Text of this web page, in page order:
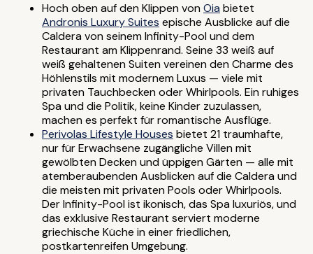
Hoch oben auf den Klippen vonOia bietet
Andronis Luxury Suites epische Ausblicke auf die
Caldera von seinem Infinity-Pool und dem
Restaurant am Klippenrand. Seine 33 weiß auf
weiß gehaltenen Suiten vereinen den Charme des
Höhlenstils mit modernem Luxus — viele mit
privaten Tauchbecken oder Whirlpools. Ein ruhiges
Spa und die Politik, keine Kinder zuzulassen,
machen es perfekt für romantische Ausflüge.
Perivolas Lifestyle Houses bietet 21 traumhafte,
nur für Erwachsene zugängliche Villen mit
gewölbten Decken und üppigen Gärten — alle mit
atemberaubenden Ausblicken auf die Caldera und
die meisten mit privaten Pools oder Whirlpools.
Der Infinity-Pool ist ikonisch, das Spa luxuriös, und
das exklusive Restaurant serviert moderne
griechische Küche in einer friedlichen,
postkartenreifen Umgebung.